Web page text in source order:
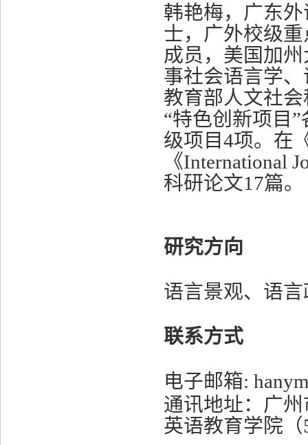
韩艳梅，广东
士，广外校级
成员，美国加
事社会语言学
教育部人文社
“特色创新项目
级项目4项。在
《International
科研论文17篇。
研究方向
语言景观、语
联系方式
电子邮箱:
通讯地址：广
英语教育学院（